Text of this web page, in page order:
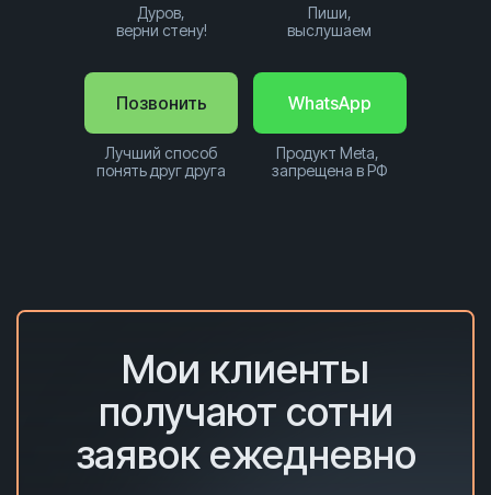
Позвонить
Лучший способ
понять друг друга
WhatsApp
Продукт Meta,
запрещена в РФ
Дуров,
верни стену!
Пиши,
выслушаем
Мои клиенты
получают сотни
заявок ежедневно